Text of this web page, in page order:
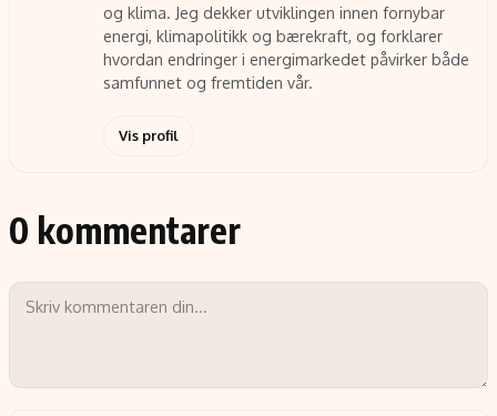
og klima. Jeg dekker utviklingen innen fornybar
energi, klimapolitikk og bærekraft, og forklarer
hvordan endringer i energimarkedet påvirker både
samfunnet og fremtiden vår.
Vis profil
0 kommentarer